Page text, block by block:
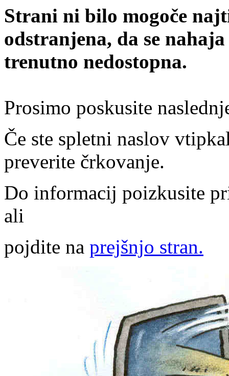
Strani ni bilo mogoče
odstranjena, da se
trenutno nedostopna.
Prosimo poskusite
Če ste spletni naslov
preverite črkovanje.
Do informacij poizkusite
ali
pojdite na prejšnjo stran.